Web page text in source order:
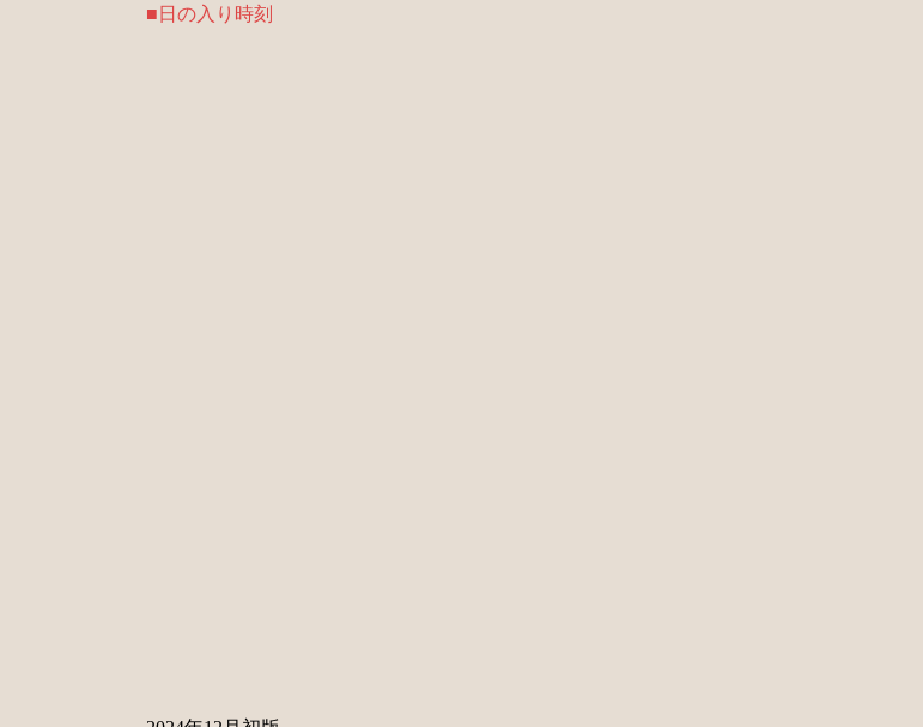
■日の入り時刻